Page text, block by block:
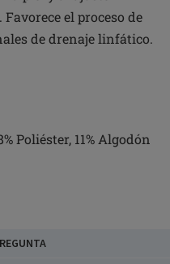
el proceso de
de drenaje linfático.
Poliéster, 11% Algodón